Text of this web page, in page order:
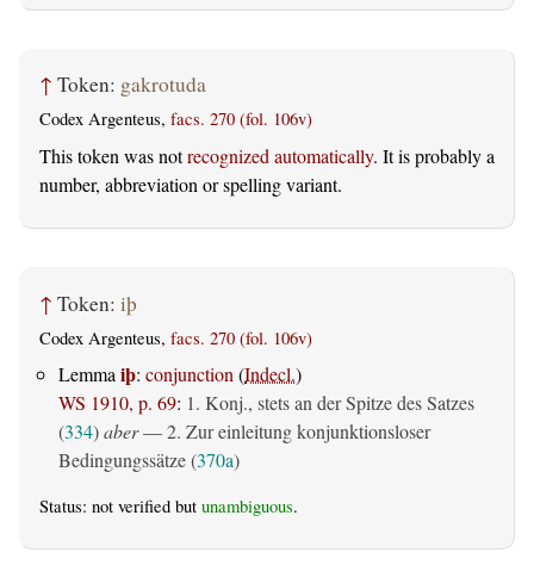
↑ Token: gakrotuda
Codex Argenteus, facs. 270 (fol. 106v)
This token was notrecognized automatically. It is probably a
number, abbreviation or spelling variant.
↑ Token: iþ
Codex Argenteus, facs. 270 (fol. 106v)
Lemmaiþ: conjunction(Indecl.)
WS 1910, p. 69: 1. Konj., stets an der Spitze des Satzes
(334)aber— 2. Zur einleitung konjunktionsloser
Bedingungssätze (370a)
Status: not verified but unambiguous.